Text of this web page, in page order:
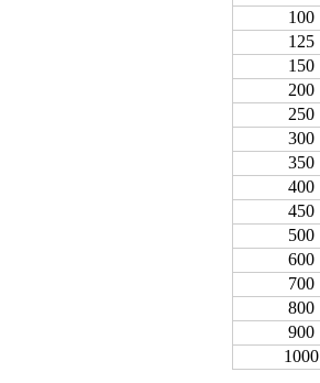
100
125
150
200
250
300
350
400
450
500
600
700
800
900
1000